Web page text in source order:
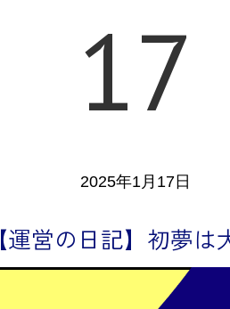
17
2025年1月17日
【運営の日記】初夢は